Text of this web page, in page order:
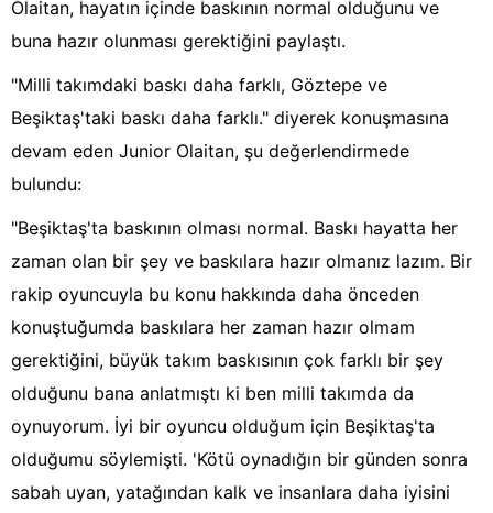
Olaitan, hayatın içinde baskının normal olduğunu ve
buna hazır olunması gerektiğini paylaştı.
"Milli takımdaki baskı daha farklı, Göztepe ve
Beşiktaş'taki baskı daha farklı." diyerek konuşmasına
devam eden Junior Olaitan, şu değerlendirmede
bulundu:
"Beşiktaş'ta baskının olması normal. Baskı hayatta her
zaman olan bir şey ve baskılara hazır olmanız lazım. Bir
rakip oyuncuyla bu konu hakkında daha önceden
konuştuğumda baskılara her zaman hazır olmam
gerektiğini, büyük takım baskısının çok farklı bir şey
olduğunu bana anlatmıştı ki ben milli takımda da
oynuyorum. İyi bir oyuncu olduğum için Beşiktaş'ta
olduğumu söylemişti. 'Kötü oynadığın bir günden sonra
sabah uyan, yatağından kalk ve insanlara daha iyisini